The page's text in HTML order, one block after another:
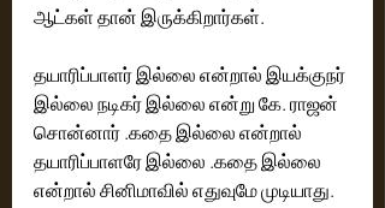
ஆட்கள் தான் இருக்கிறார்கள்.
தயாரிப்பாளர் இல்லை என்றால் இயக்குநர்
இல்லை நடிகர் இல்லை என்று கே. ராஜன்
சொன்னார் .கதை இல்லை என்றால்
தயாரிப்பாளரே இல்லை .கதை இல்லை
என்றால் சினிமாவில் எதுவுமே முடியாது.